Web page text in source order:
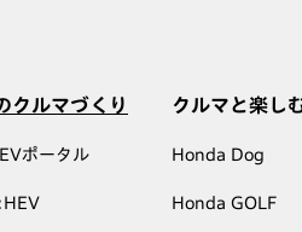
クルマづくり
ポータル
クルマと楽し
Honda Dog
Honda GOLF